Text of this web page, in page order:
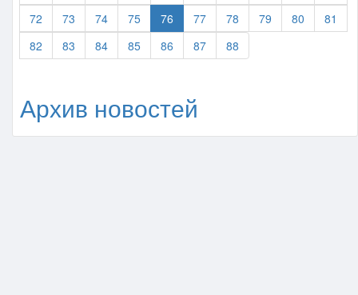
72
73 74 75 76 77 78 79 80
81
82
83 84 85 86 87 88
Архив новостей